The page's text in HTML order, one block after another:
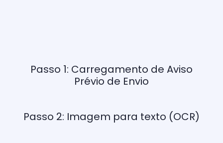
Passo 1: Carregamento de Aviso
Prévio de Envio
Passo 2: Imagem para texto (OCR)